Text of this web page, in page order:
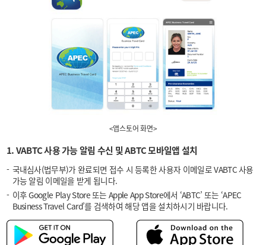
<앱스토어 화면>
1. VABTC 사용 가능 알림 수신 및 ABTC 모바일앱 설치
국내심사(법무부)가 완료되면 접수 시 등록한 사용자 이메일로 VABTC 사용
가능 알림 이메일을 받게 됩니다.
이후 Google Play Store 또는 Apple App Store에서 ‘ABTC’ 또는 ‘APEC
Business Travel Card’를 검색하여 해당 앱을 설치하시기 바랍니다.